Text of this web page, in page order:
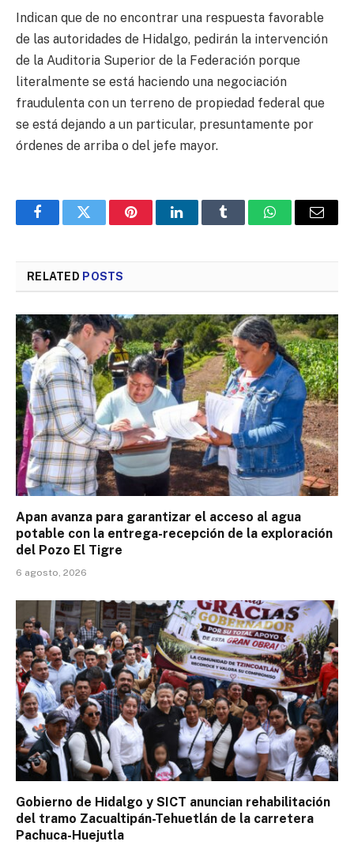
Indican que de no encontrar una respuesta favorable
de las autoridades de Hidalgo, pedirán la intervención
de la Auditoria Superior de la Federación porque
literalmente se está haciendo una negociación
fraudulenta con un terreno de propiedad federal que
se está dejando a un particular, presuntamente por
órdenes de arriba o del jefe mayor.
FacebookTwitter PinterestLinkedInTumblr WhatsAppEmail
RELATED POSTS
Apan avanza para garantizar el acceso al agua
potable con la entrega-recepción de la exploración
del Pozo El Tigre
6 agosto, 2026
Gobierno de Hidalgo y SICT anuncian rehabilitación
del tramo Zacualtipán-Tehuetlán de la carretera
Pachuca-Huejutla